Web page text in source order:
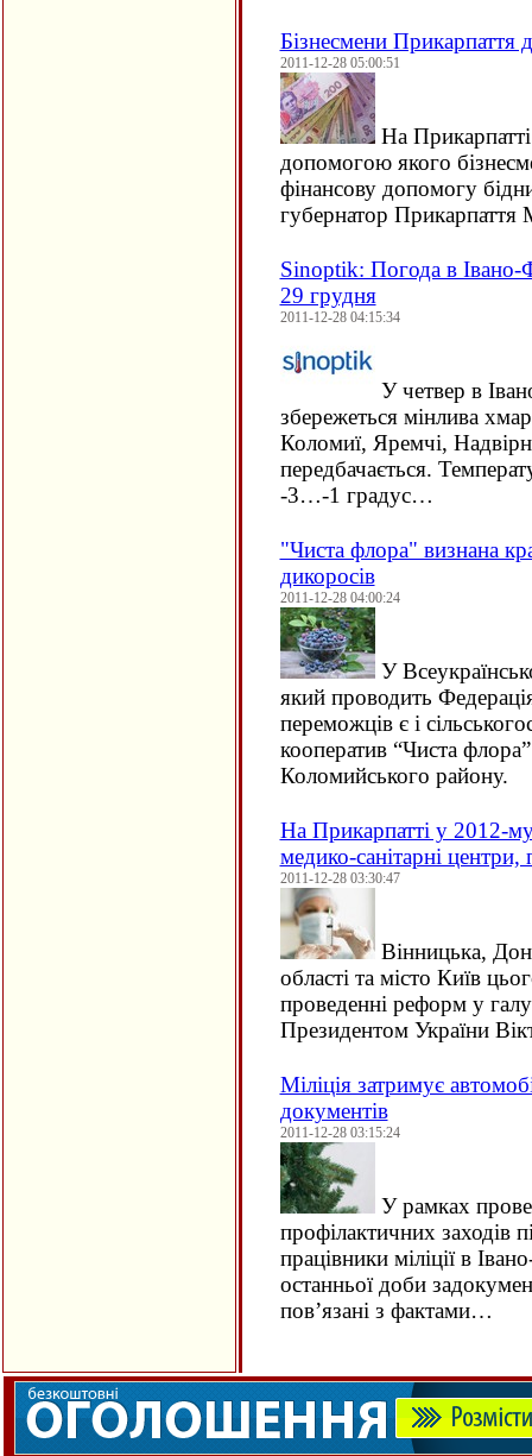
Бізнесмени Прикарпаття
2011-12-28 05:00:51
На
допомогою якого
фінансову допомогу
губернатор
Sinoptik: Погода в Івано-
29 грудня
2011-12-28 04:15:34
У четвер в
збережеться мінлива
Коломиї, Яремчі,
передбачається.
-3…-1 градус…
"Чиста флора" визнана
дикоросів
2011-12-28 04:00:24
У
який проводить
переможців є і
кооператив “Чиста
Коломийського району.
На Прикарпатті у 2012-
медико-санітарні центри,
2011-12-28 03:30:47
Вінницька,
області та місто Київ
проведенні реформ у
Президентом України
Міліція затримує
документів
2011-12-28 03:15:24
У рамках
профілактичних
працівники міліції в
останньої доби
пов’язані з фактами…